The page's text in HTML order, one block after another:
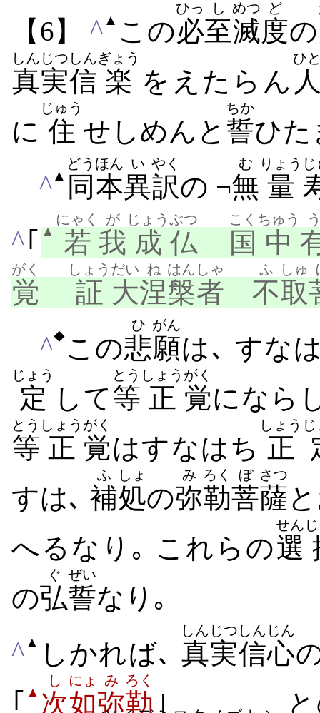
【6】 ^ ▲ この必
ひっ
至
し
滅
めつ
度
ど
の
真実
しんじつ
信
しん
楽
ぎょう
をえたらん
ひ
に 住
じゅう
せしめんと 誓
ちか
ひた
^▲ 同本
どうほん
異
い
訳
やく
の ¬無
む
量
りょう
^｢ ▲ 若
にゃく
我
が
成
じょう
仏
ぶつ
国
こく
中
ちゅう
覚
がく
証
しょう
大
だい
涅
ね
槃
はん
者
しゃ
不
ふ
取
しゅ
^◆ この悲
ひ
願
がん
は､ すな
定
じょう
して等
とう
正
しょう
覚
がく
になら
等
とう
正
しょう
覚
がく
はすなはち 正
しょう
すは､ 補
ふ
処
しょ
の弥
み
勒
ろく
菩
ぼ
薩
さつ
へるなり｡ これらの選
せん
の弘
ぐ
誓
ぜい
なり｡
^ ▲ しかれば､ 真実
しんじつ
信心
しんじん
｢
▲ 次
し
如
にょ
弥
み
勒
ろく
｣